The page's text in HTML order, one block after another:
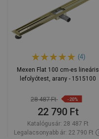
(4)
Mexen Flat 100 cm-es lineáris
lefolyótest, arany - 1515100
28 487 Ft -20%
22 790 Ft
Katalógusár: 28 487 Ft
Legalacsonyabb ár: 22 790 Ft